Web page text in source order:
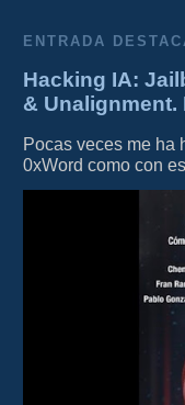
ENTRADA
Hacking IA:
&
Pocas veces me ha
0xWord como con